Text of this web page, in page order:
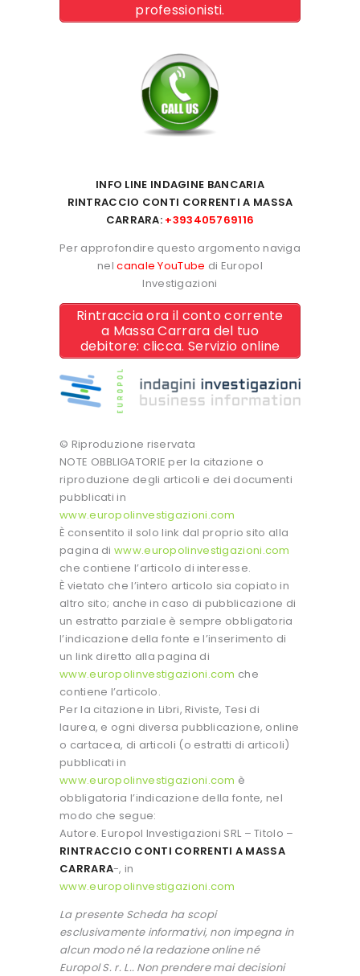
professionisti.
INFO LINE INDAGINE BANCARIA
RINTRACCIO CONTI CORRENTI A MASSA
CARRARA: +393405769116
Per approfondire questo argomento naviga
nelcanale YouTube di Europol
Investigazioni
Rintraccia ora il conto corrente
a Massa Carrara del tuo
debitore: clicca. Servizio online
© Riproduzione riservata
NOTE OBBLIGATORIE per la citazione o
riproduzione degli articoli e dei documenti
pubblicati in
www.europolinvestigazioni.com
È consentito il solo link dal proprio sito alla
pagina di www.europolinvestigazioni.com
che contiene l’articolo di interesse.
È vietato che l’intero articolo sia copiato in
altro sito; anche in caso di pubblicazione di
un estratto parziale è sempre obbligatoria
l’indicazione della fonte e l’inserimento di
un link diretto alla pagina di
www.europolinvestigazioni.com che
contiene l’articolo.
Per la citazione in Libri, Riviste, Tesi di
laurea, e ogni diversa pubblicazione, online
o cartacea, di articoli (o estratti di articoli)
pubblicati in
www.europolinvestigazioni.com è
obbligatoria l’indicazione della fonte, nel
modo che segue:
Autore. Europol Investigazioni SRL – Titolo –
RINTRACCIO CONTI CORRENTI A MASSA
CARRARA-, in
www.europolinvestigazioni.com
La presente Scheda ha scopi
esclusivamente informativi, non impegna in
alcun modo né la redazione online né
Europol S. r. L.. Non prendere mai decisioni